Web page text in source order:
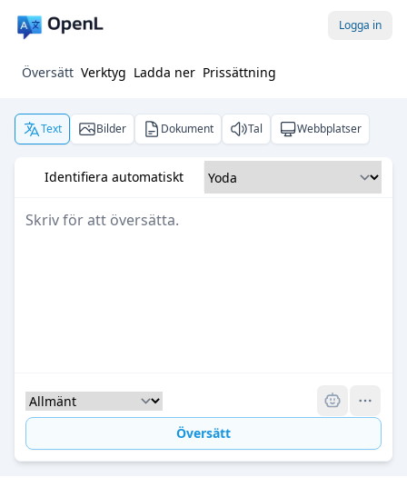
Logga in
Översätt Verktyg Ladda ner Prissättning
Text Bilder Dokument Tal Webbplatser
Identifiera automatiskt
Översätt